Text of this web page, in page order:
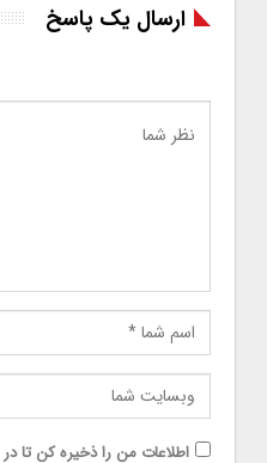
ارسال یک پاسخ
اطلاعات من را ذخیره کن تا در